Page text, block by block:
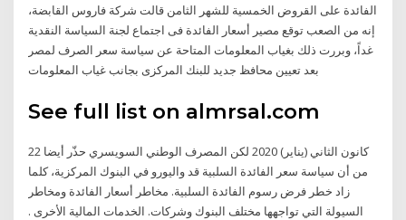
الفائدة على القروض الخمسية للشهر الثامن قالت شركة فاروس القابضة،
إنه من الصعب توقع مصير أسعار الفائدة فى اجتماع لجنة السياسة النقدية
غداً، وبررت ذلك بغياب المعلومات المتاحة عن سياسة سعر الصرف لمصر
بعد تعيين محافظ جديد للبنك المركزى بجانب غياب المعلومات
See full list on almrsal.com
22 كانون الثاني (يناير) 2020 لكن المصرف الوطني السويسري حذّر أيضا
من أن سياسة سعر الفائدة السلبية قد واليورو في البنوك المركزية، كلما
زاد خطر فرض رسوم الفائدة السلبية. مخاطر أسعار الفائدة ومخاطر
السيولة التي تواجهها مختلف البنوك وشركات. الخدمات المالية اﻷخرى .